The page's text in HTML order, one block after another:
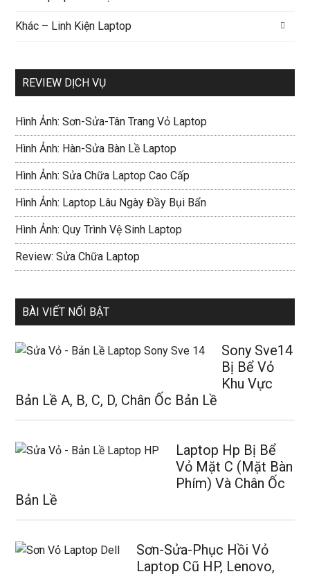
Khác – Linh Kiện Laptop
REVIEW DỊCH VỤ
Hình Ảnh: Sơn-Sửa-Tân Trang Vỏ Laptop
Hình Ảnh: Hàn-Sửa Bàn Lề Laptop
Hình Ảnh: Sửa Chữa Laptop Cao Cấp
Hình Ảnh: Laptop Lâu Ngày Đầy Bụi Bẩn
Hình Ảnh: Quy Trình Vệ Sinh Laptop
Review: Sửa Chữa Laptop
BÀI VIẾT NỔI BẬT
Sony Sve14
Bị Bể Vỏ
Khu Vực
Bản Lề A, B, C, D, Chân Ốc Bản Lề
Laptop Hp Bị Bể
Vỏ Mặt C (Mặt Bàn
Phím) Và Chân Ốc
Bản Lề
Sơn-Sửa-Phục Hồi Vỏ
Laptop Cũ HP, Lenovo,